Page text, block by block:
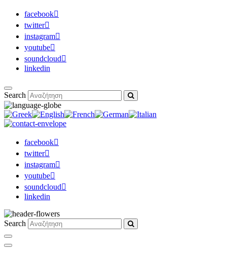
facebook
twitter
instagram
youtube
soundcloud
linkedin
Search
facebook
twitter
instagram
youtube
soundcloud
linkedin
Search